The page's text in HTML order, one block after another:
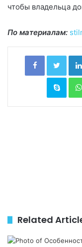
чтобы владельца
По материалам:
Facebook Twitter
Skype
Related